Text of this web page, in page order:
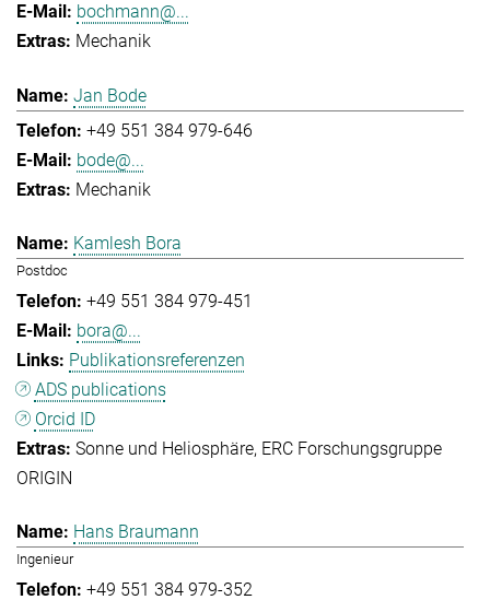
bochmann@...
Mechanik
Jan Bode
+49 551 384 979-646
bode@...
Mechanik
Kamlesh Bora
Postdoc
+49 551 384 979-451
bora@...
Publikationsreferenzen
ADS publications
Orcid ID
Sonne und Heliosphäre ERC Forschungsgruppe
ORIGIN
Hans Braumann
Ingenieur
+49 551 384 979-352